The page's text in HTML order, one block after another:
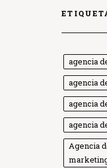
agencia
agencia
agencia
agencia
Agencia